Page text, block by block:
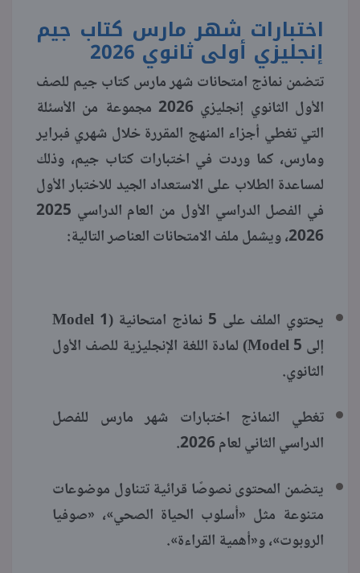
اختبارات شهر مارس كتاب جيم
إنجليزي أولى ثانوي 2026
تتضمن نماذج امتحانات شهر مارس كتاب جيم للصف
الأول الثانوي إنجليزي 2026 مجموعة من الأسئلة
التي تغطي أجزاء المنهج المقررة خلال شهري فبراير
ومارس، كما وردت في اختبارات كتاب جيم، وذلك
لمساعدة الطلاب على الاستعداد الجيد للاختبار الأول
في الفصل الدراسي الأول من العام الدراسي 2025
2026، ويشمل ملف الامتحانات العناصر التالية:
يحتوي الملف على 5 نماذج امتحانية (Model 1
إلى Model 5) لمادة اللغة الإنجليزية للصف الأول
الثانوي.
تغطي النماذج اختبارات شهر مارس للفصل
الدراسي الثاني لعام 2026.
يتضمن المحتوى نصوصًا قرائية تتناول موضوعات
متنوعة مثل «أسلوب الحياة الصحي»، «صوفيا
الروبوت»، و«أهمية القراءة».